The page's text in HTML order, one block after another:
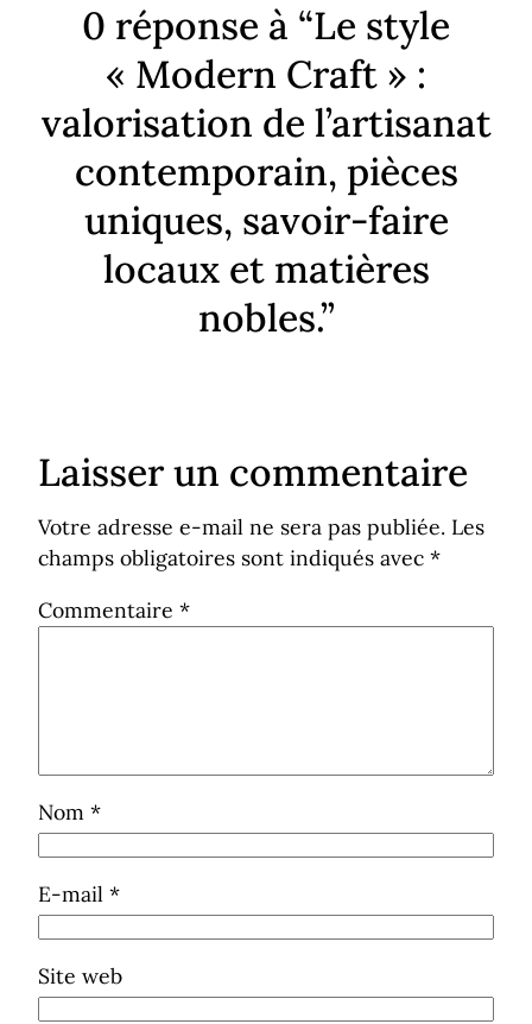
0 réponse à “Le style
« Modern Craft » :
valorisation de l’artisanat
contemporain, pièces
uniques, savoir-faire
locaux et matières
nobles.”
Laisser un commentaire
Votre adresse e-mail ne sera pas publiée. Les
champs obligatoires sont indiqués avec *
Commentaire *
Nom *
E-mail *
Site web